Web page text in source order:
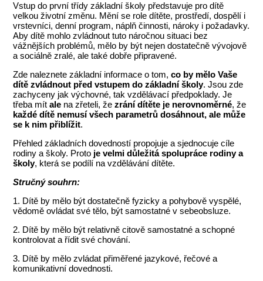
Vstup do první třídy základní školy představuje pro dítě
velkou životní změnu. Mění se role dítěte, prostředí, dospělí i
vrstevníci, denní program, náplň činnosti, nároky i požadavky.
Aby dítě mohlo zvládnout tuto náročnou situaci bez
vážnějších problémů, mělo by být nejen dostatečně vývojově
a sociálně zralé, ale také dobře připravené.
Zde naleznete základní informace o tom,co by mělo Vaše
dítě zvládnout před vstupem do základní školy. Jsou zde
zachyceny jak výchovné, tak vzdělávací předpoklady. Je
třeba mítale na zřeteli, žezrání dítěte je nerovnoměrné, že
každé dítě nemusí všech parametrů dosáhnout, ale může
se k nim přiblížit.
Přehled základních dovedností propojuje a sjednocuje cíle
rodiny a školy. Proto je velmi důležitá spolupráce rodiny a
školy, která se podílí na vzdělávání dítěte.
Stručný souhrn:
1. Dítě by mělo být dostatečně fyzicky a pohybově vyspělé,
vědomě ovládat své tělo, být samostatné v sebeobsluze.
2. Dítě by mělo být relativně citově samostatné a schopné
kontrolovat a řídit své chování.
3. Dítě by mělo zvládat přiměřené jazykové, řečové a
komunikativní dovednosti.